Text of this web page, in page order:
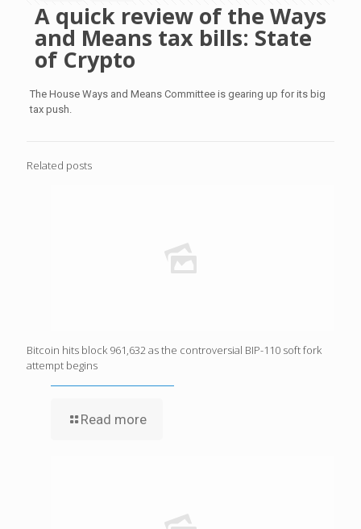
A quick review of the Ways
and Means tax bills: State
of Crypto
The House Ways and Means Committee is gearing up for its big
tax push.
Related posts
Bitcoin hits block 961,632 as the controversial BIP-110 soft fork
attempt begins
Read more